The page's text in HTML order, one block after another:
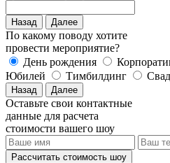
Назад Далее
По какому поводу хотите
провести мероприятие?
День рождения
Юбилей
Тимбилдинг
Назад Далее
Оставьте свои контактные
данные для расчета
стоимости вашего шоу
Рассчитать стоимость шоу